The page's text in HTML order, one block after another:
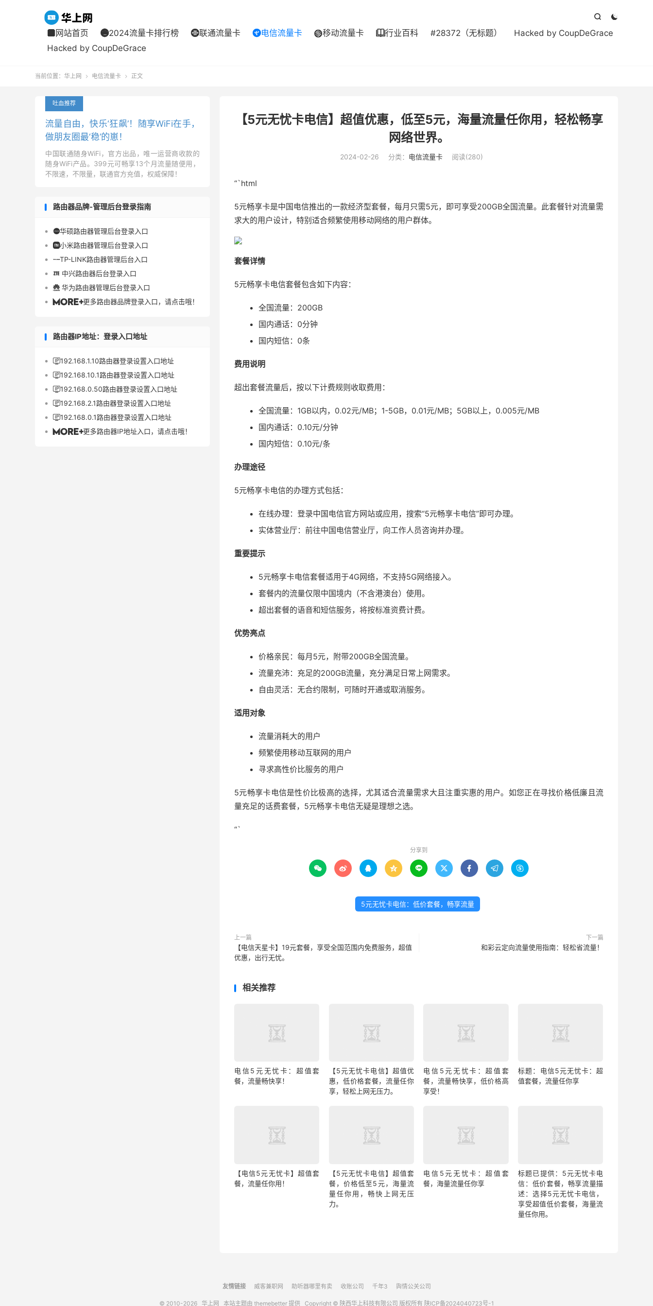


 网站首页 2024流量卡排行榜 联通流量卡 电信流量卡 移动流量卡 行业百科 #28372（无标题）
Hacked by CoupDeGrace
Hacked by CoupDeGrace
当前位置： 华上网  电信流量卡  正文
【5元无忧卡电信】超值优惠，低至5元，海量流量任你用，轻松畅享
网络世界。
2024-02-26 分类： 电信流量卡 阅读(280)
“`html
5元畅享卡是中国电信推出的一款经济型套餐，每月只需5元，即可享受200GB全国流量。此套餐针对流量需
求大的用户设计，特别适合频繁使用移动网络的用户群体。
套餐详情
5元畅享卡电信套餐包含如下内容：
全国流量：200GB
国内通话：0分钟
国内短信：0条
费用说明
超出套餐流量后，按以下计费规则收取费用：
全国流量：1GB以内，0.02元/MB；1-5GB，0.01元/MB；5GB以上，0.005元/MB
国内通话：0.10元/分钟
国内短信：0.10元/条
办理途径
5元畅享卡电信的办理方式包括：
在线办理：登录中国电信官方网站或应用，搜索“5元畅享卡电信”即可办理。
实体营业厅：前往中国电信营业厅，向工作人员咨询并办理。
重要提示
5元畅享卡电信套餐适用于4G网络，不支持5G网络接入。
套餐内的流量仅限中国境内（不含港澳台）使用。
超出套餐的语音和短信服务，将按标准资费计费。
优势亮点
价格亲民：每月5元，附带200GB全国流量。
流量充沛：充足的200GB流量，充分满足日常上网需求。
自由灵活：无合约限制，可随时开通或取消服务。
适用对象
流量消耗大的用户
频繁使用移动互联网的用户
寻求高性价比服务的用户
5元畅享卡电信是性价比极高的选择，尤其适合流量需求大且注重实惠的用户。如您正在寻找价格低廉且流
量充足的话费套餐，5元畅享卡电信无疑是理想之选。
“`
分享到
        
5元无忧卡电信：低价套餐，畅享流量
上一篇
【电信天星卡】19元套餐，享受全国范围内免费服务，超值
优惠，出行无忧。
下一篇
和彩云定向流量使用指南：轻松省流量！
相关推荐
电信5元无忧卡：超值套
餐，流量畅快享！
【5元无忧卡电信】超值优
惠，低价格套餐，流量任你
享，轻松上网无压力。
电信5元无忧卡：超值套
餐，流量畅快享，低价格高
享受！
标题：电信5元无忧卡：超
值套餐，流量任你享
【电信5元无忧卡】超值套
餐，流量任你用！
【5元无忧卡电信】超值套
餐，价格低至5元，海量流
量任你用，畅快上网无压
力。
电信5元无忧卡：超值套
餐，海量流量任你享
标题已提供：5元无忧卡电
信：低价套餐，畅享流量描
述：选择5元无忧卡电信，
享受超值低价套餐，海量流
量任你用。
吐血推荐
流量自由，快乐‘狂飙’！随享WiFi在手，
做朋友圈最‘稳’的崽！
中国联通随身WiFi，官方出品，唯一运营商收款的
随身WiFi产品。399元可畅享13个月流量随便用，
不限速，不限量，联通官方充值，权威保障！
路由器品牌-管理后台登录指南
华硕路由器管理后台登录入口
小米路由器管理后台登录入口
TP-LINK路由器管理后台入口
 中兴路由器后台登录入口
 华为路由器管理后台登录入口
更多路由器品牌登录入口，请点击哦！
路由器IP地址：登录入口地址
192.168.1.10路由器登录设置入口地址
192.168.10.1路由器登录设置入口地址
192.168.0.50路由器登录设置入口地址
192.168.2.1路由器登录设置入口地址
192.168.0.1路由器登录设置入口地址
更多路由器IP地址入口，请点击哦！
友情链接 威客兼职网 助听器哪里有卖 收账公司 千年3 舆情公关公司
© 2010-2026 华上网 本站主题由 themebetter提供 Copyright © 陕西华上科技有限公司 版权所有 陕ICP备2024040723号-1